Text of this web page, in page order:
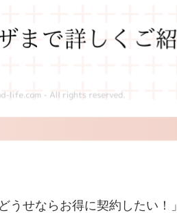
うせならお得に契約したい！」